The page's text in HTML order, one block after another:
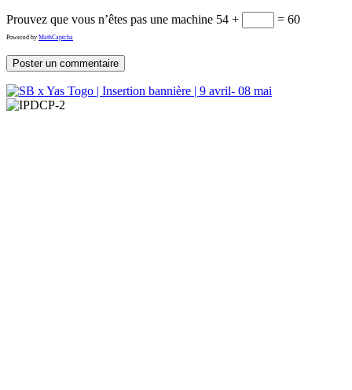
Prouvez que vous n’êtes pas une machine 54 + = 60
Powered by MathCaptcha